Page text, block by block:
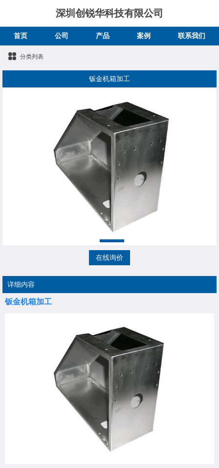
深圳创锐华科技有限公司
首页 公司 产品 案例 联系我们
分类列表
钣金机箱加工
在线询价
详细内容
钣金机箱加工